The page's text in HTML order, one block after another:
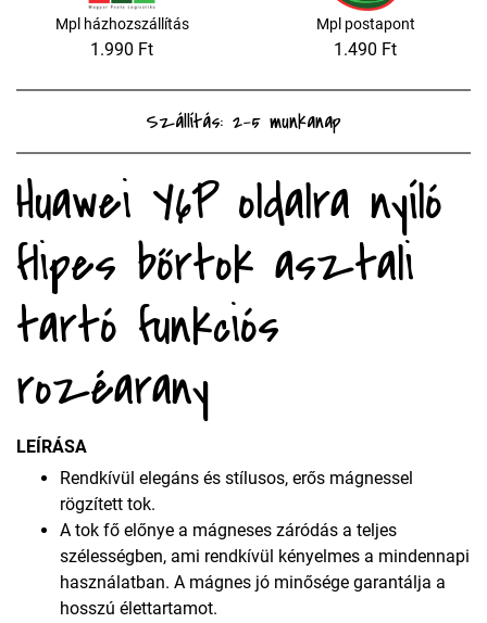
Mpl házhozszállítás
1.990 Ft
Mpl postapont
1.490 Ft
Szállítás: 2-5 munkanap
Huawei Y6P oldalra nyíló
flipes bőrtok asztali
tartó funkciós
rozéarany
LEÍRÁSA
Rendkívül elegáns és stílusos, erős mágnessel
rögzített tok.
A tok fő előnye a mágneses záródás a teljes
szélességben, ami rendkívül kényelmes a mindennapi
használatban. A mágnes jó minősége garantálja a
hosszú élettartamot.